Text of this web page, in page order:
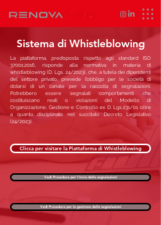
Sistema di Whistleblowing
La piattaforma, predisposta rispetto agli standard ISO
37001:2016, risponde alla normativa in materia di
whistleblowing (D. Lgs. 24/2023), che, a tutela dei dipendenti
del settore privato, prevede l’obbligo per le società di
dotarsi di un canale per la raccolta di segnalazioni.
Potrebbero essere segnalati comportamenti che
costituiscano reati o violazioni del Modello di
Organizzazione, Gestione e Controllo ex D. Lgs.231/01 oltre
a quanto disciplinato nel succitato Decreto Legislativo
(24/2023).
Clicca per visitare la Piattaforma di Whistleblowing
Vedi Procedura per l'invio delle segnalazioni
Vedi Procedura per la gestione delle segnalazioni